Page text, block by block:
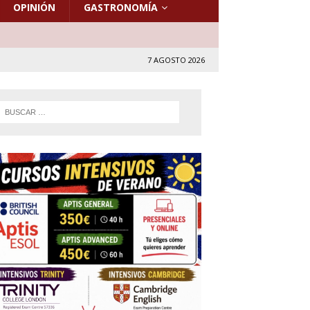
OPINIÓN GASTRONOMÍA
7 AGOSTO 2026